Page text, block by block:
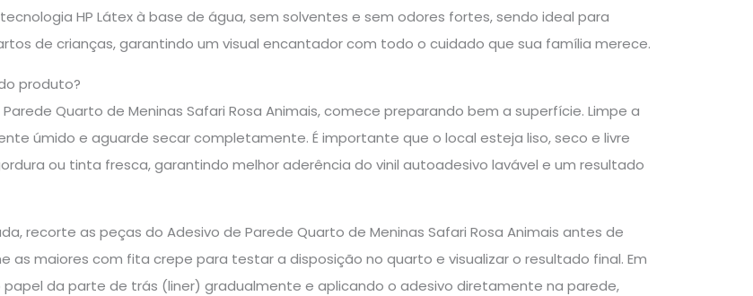
HP Látex à base de água, sem solventes e sem odores fortes, sendo ideal para
de crianças, garantindo um visual encantador com todo o cuidado que sua família merece.
produto?
Quarto de Meninas Safari Rosa Animais, comece preparando bem a superfície. Limpe a
úmido e aguarde secar completamente. É importante que o local esteja liso, seco e livre
ou tinta fresca, garantindo melhor aderência do vinil autoadesivo lavável e um resultado
recorte as peças do Adesivo de Parede Quarto de Meninas Safari Rosa Animais antes de
as maiores com fita crepe para testar a disposição no quarto e visualizar o resultado final. Em
papel da parte de trás (liner) gradualmente e aplicando o adesivo diretamente na parede,